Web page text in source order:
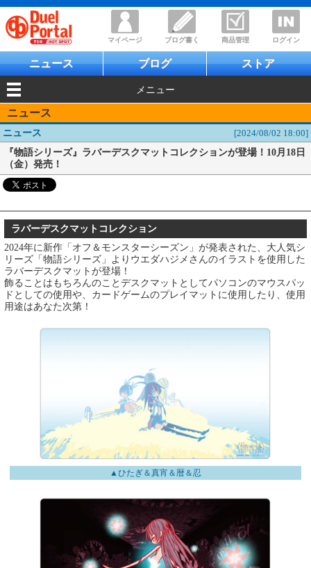
マイページ ブログ書く 商品管理 ログイン
ニュース ブログ ストア
メニュー
ニュース
ニュース
[2024/08/02 18:00]
『物語シリーズ』ラバーデスクマットコレクションが登場！10月18日
（金）発売！
ラバーデスクマットコレクション
2024年に新作「オフ＆モンスターシーズン」が発表された、大人気シ
リーズ「物語シリーズ」よりウエダハジメさんのイラストを使用した
ラバーデスクマットが登場！
飾ることはもちろんのことデスクマットとしてパソコンのマウスパッ
ドとしての使用や、カードゲームのプレイマットに使用したり、使用
用途はあなた次第！
▲ひたぎ＆真宵＆暦＆忍